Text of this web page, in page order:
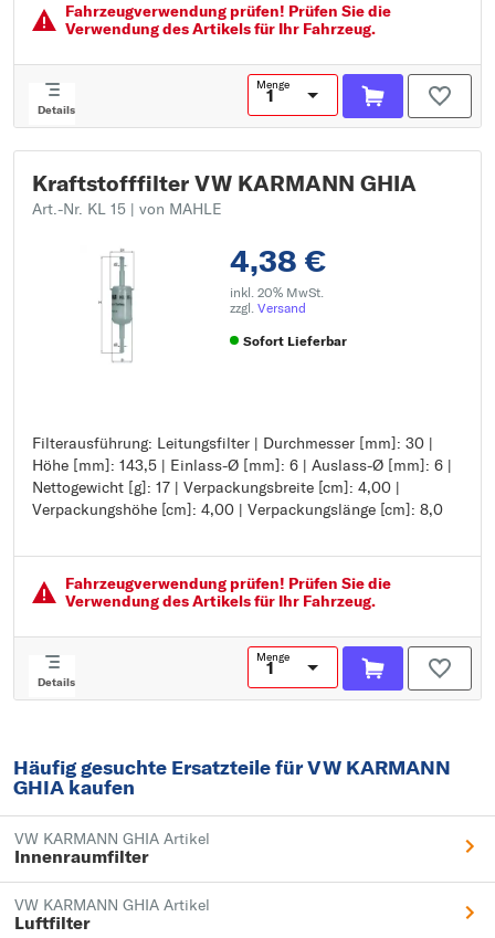
Fahrzeugver­wendung prüfen! Prüfen Sie die
Verwendung des Artikels für Ihr Fahrzeug.
Details
Menge
Kraftstofffilter VW KARMANN GHIA
Art.-Nr. KL 15 | von MAHLE
4,38 €
inkl. 20% MwSt.
zzgl. Versand
Sofort Lieferbar
Filterausführung: Leitungsfilter | Durchmesser [mm]: 30 |
Höhe [mm]: 143,5 | Einlass-Ø [mm]: 6 | Auslass-Ø [mm]: 6 |
Nettogewicht [g]: 17 | Verpackungsbreite [cm]: 4,00 |
Verpackungshöhe [cm]: 4,00 | Verpackungslänge [cm]: 8,0
Filterausführung: Leitungsfilter
Durchmesser [mm]: 30
Höhe [mm]: 143,5
Einlass-Ø [mm]: 6
Nettogewicht [g]: 17
Verpackungsbreite [cm]: 4,00
Verpackungshöhe [cm]: 4,00
Fahrzeugver­wendung prüfen! Prüfen Sie die
Verwendung des Artikels für Ihr Fahrzeug.
Details
Menge
Häufig gesuchte Ersatzteile für VW KARMANN
GHIA kaufen
VW KARMANN GHIA Artikel
Innenraumfilter
VW KARMANN GHIA Artikel
Luftfilter